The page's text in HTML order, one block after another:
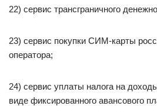
22) сервис трансграничного
23) сервис покупки СИМ-карты
оператора;
24) сервис уплаты налога на
виде фиксированного авансового